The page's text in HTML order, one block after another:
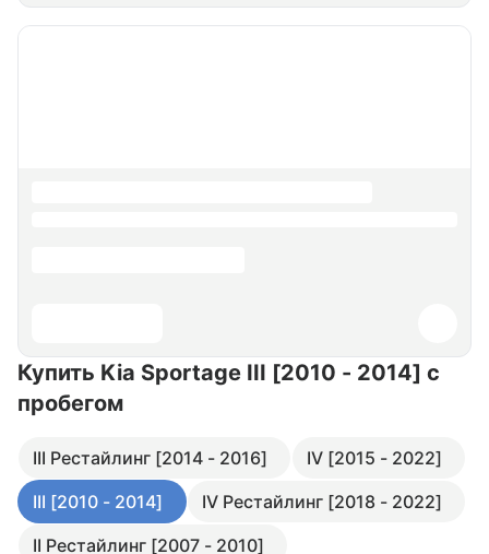
Купить Kia Sportage III [2010 - 2014] с
пробегом
III Рестайлинг [2014 - 2016]
IV [2015 - 2022]
III [2010 - 2014]
IV Рестайлинг [2018 - 2022]
II Рестайлинг [2007 - 2010]